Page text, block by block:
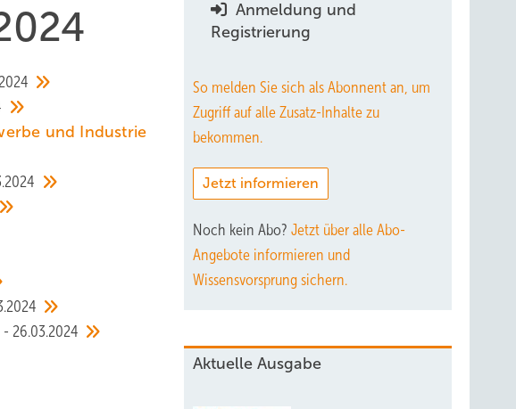
und Industrie
26.03.2024
Anmeldung und
Registrierung
So melden Sie sich als Abonnent an, um
Zugriff auf alle Zusatz-Inhalte zu
bekommen.
Jetzt informieren
Noch kein Abo? Jetzt über alle Abo-
Angebote informieren und
Wissensvorsprung sichern.
Aktuelle Ausgabe